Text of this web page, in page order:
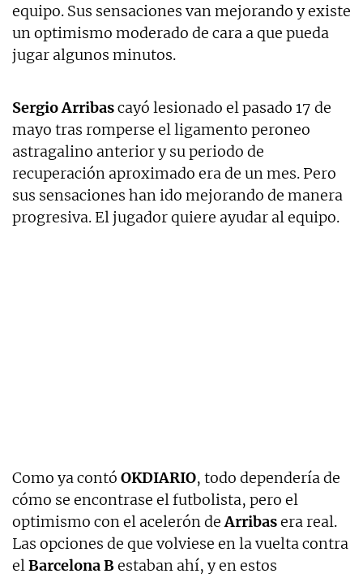
equipo. Sus sensaciones van mejorando y existe
un optimismo moderado de cara a que pueda
jugar algunos minutos.
Sergio Arribascayó lesionado el pasado 17 de
mayo tras romperse el ligamento peroneo
astragalino anterior y su periodo de
recuperación aproximado era de un mes. Pero
sus sensaciones han ido mejorando de manera
progresiva. El jugador quiere ayudar al equipo.
Como ya contó OKDIARIO, todo dependería de
cómo se encontrase el futbolista, pero el
optimismo con el acelerón deArribasera real.
Las opciones de que volviese en la vuelta contra
elBarcelona B estaban ahí, y en estos